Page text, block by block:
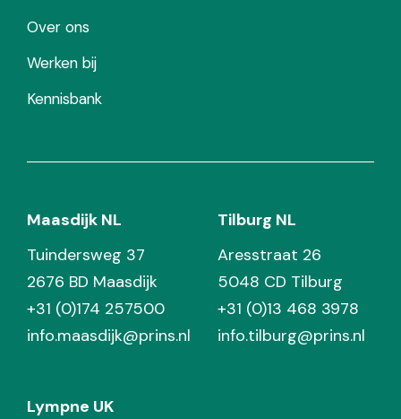
Over ons
Werken bij
Kennisbank
Maasdijk NL
Tuindersweg 37
2676 BD Maasdijk
+31 (0)174 257500
info.maasdijk@prins.nl
Tilburg NL
Aresstraat 26
5048 CD Tilburg
+31 (0)13 468 3978
info.tilburg@prins.nl
Lympne UK